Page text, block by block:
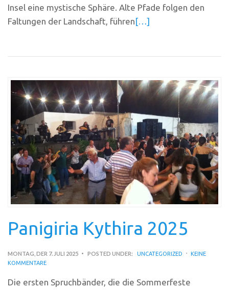
Insel eine mystische Sphäre. Alte Pfade folgen den
Faltungen der Landschaft, führen[…]
Panigiria Kythira 2025
MONTAG, DER 7. JULI 2025 POSTED UNDER: UNCATEGORIZED
KEINE
KOMMENTARE
Die ersten Spruchbänder, die die Sommerfeste